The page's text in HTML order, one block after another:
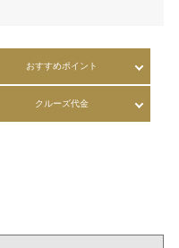
おすすめポイント
クルーズ代金